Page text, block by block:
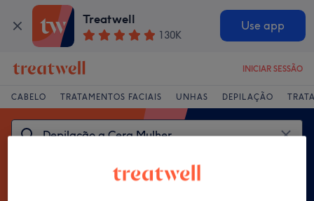
Treatwell
130K
Use app
INICIAR SESSÃO
CABELO TRATAMENTOS FACIAIS UNHAS DEPILAÇÃO